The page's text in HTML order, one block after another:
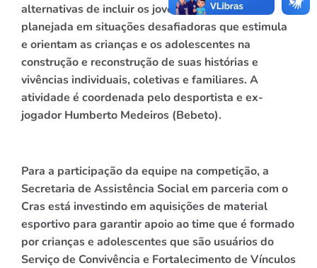
alternativas de incluir os jovens de forma social
planejada em situações desafiadoras que estimula
e orientam as crianças e os adolescentes na
construção e reconstrução de suas histórias e
vivências individuais, coletivas e familiares. A
atividade é coordenada pelo desportista e ex-
jogador Humberto Medeiros (Bebeto).
Para a participação da equipe na competição, a
Secretaria de Assistência Social em parceria com o
Cras está investindo em aquisições de material
esportivo para garantir apoio ao time que é formado
por crianças e adolescentes que são usuários do
Serviço de Convivência e Fortalecimento de Vínculos